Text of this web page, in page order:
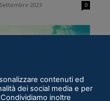
2023 0
contenuti ed
dei social media e per
inoltre